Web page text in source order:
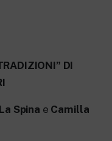
Arte,
DI
Spina e Camilla